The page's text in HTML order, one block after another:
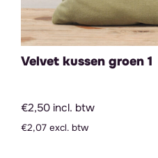
Velvet kussen groen 1
€2,50 incl. btw
€2,07 excl. btw